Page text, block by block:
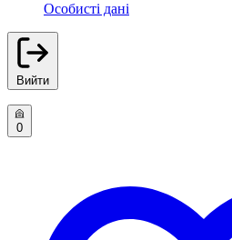
Особисті дані
Вийти
0